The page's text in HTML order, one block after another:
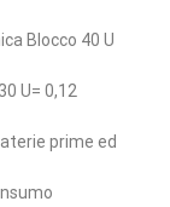
Blocco 40 U
U= 0,12
prime ed